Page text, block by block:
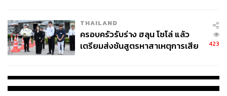
THAILAND
ครอบครัวรับร่าง ฮลุน โซโล่ แล้ว
เตรียมส่งชันสูตรหาสาเหตุการเสีย
423